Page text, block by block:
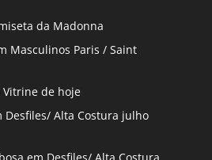
da Madonna
Masculinos Paris / Saint
Vitrine de hoje
Desfiles/ Alta Costura julho